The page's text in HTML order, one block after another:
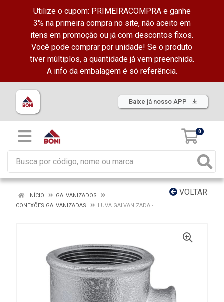
Utilize o cupom: PRIMEIRACOMPRA e ganhe
3% na primeira compra no site, não aceito em
itens em promoção ou já com descontos fixos.
Você pode comprar por unidade! Se o produto
tiver múltiplos, a quantidade já vem preenchida.
A info da embalagem é só referência.
Baixe já nosso APP
0
VOLTAR
INÍCIO
GALVANIZADOS
CONEXÕES GALVANIZADAS
LUVA GALVANIZADA -